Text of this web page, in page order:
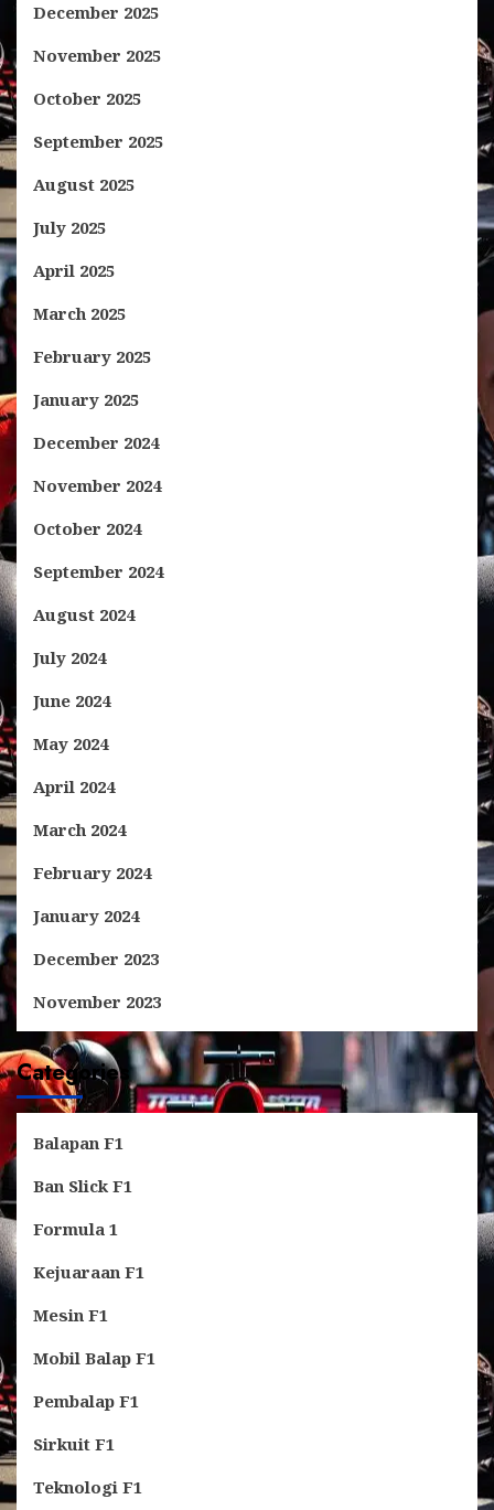
December 2025
November 2025
October 2025
September 2025
August 2025
July 2025
April 2025
March 2025
February 2025
January 2025
December 2024
November 2024
October 2024
September 2024
August 2024
July 2024
June 2024
May 2024
April 2024
March 2024
February 2024
January 2024
December 2023
November 2023
Categories
Balapan F1
Ban Slick F1
Formula 1
Kejuaraan F1
Mesin F1
Mobil Balap F1
Pembalap F1
Sirkuit F1
Teknologi F1